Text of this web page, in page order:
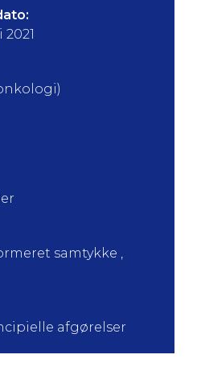
samtykke ,
afgørelser